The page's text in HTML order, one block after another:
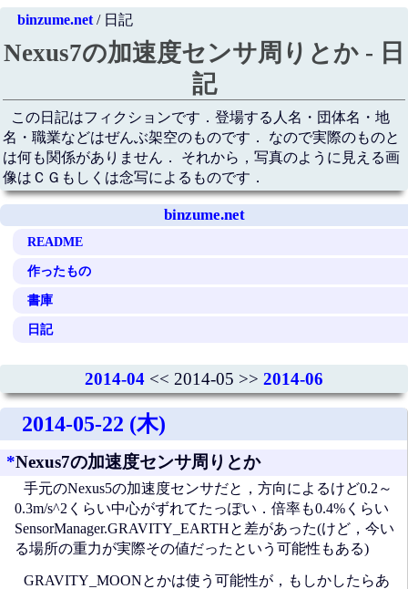
binzume.net/ 日記
Nexus7の加速度センサ周りとか - 日
記
この日記はフィクションです．登場する人名・団体名・地
名・職業などはぜんぶ架空のものです． なので実際のものと
は何も関係がありません． それから，写真のように見える画
像はＣＧもしくは念写によるものです．
binzume.net
README
作ったもの
書庫
日記
2014-04 << 2014-05 >> 2014-06
2014-05-22 (木)
*Nexus7の加速度センサ周りとか
手元のNexus5の加速度センサだと，方向によるけど0.2～
0.3m/s^2くらい中心がずれてたっぽい．倍率も0.4%くらい
SensorManager.GRAVITY_EARTHと差があった(けど，今い
る場所の重力が実際その値だったという可能性もある)
GRAVITY_MOONとかは使う可能性が，もしかしたらあ